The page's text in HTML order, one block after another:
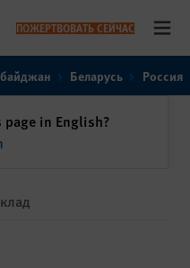
ПОЖЕРТВОВАТЬ СЕЙЧАС
Беларусь Россия
in English?